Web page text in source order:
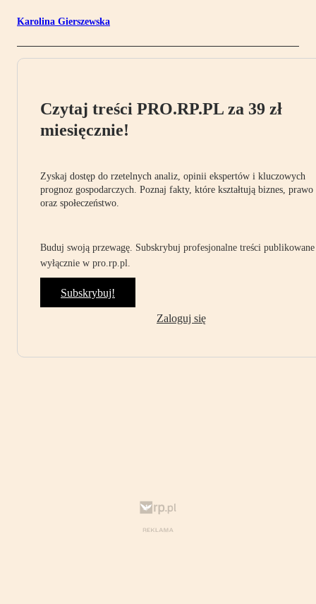
Karolina Gierszewska
Czytaj treści PRO.RP.PL za 39 zł
miesięcznie!
Zyskaj dostęp do rzetelnych analiz, opinii ekspertów i kluczowych
prognoz gospodarczych. Poznaj fakty, które kształtują biznes, prawo
oraz społeczeństwo.
Buduj swoją przewagę. Subskrybuj profesjonalne treści publikowane
wyłącznie w pro.rp.pl.
Subskrybuj!
Zaloguj się